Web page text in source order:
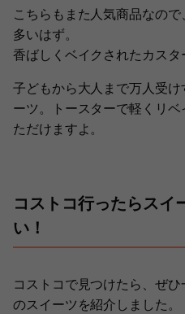
こちらもまた人気商品なの
多いはず。
香ばしくベイクされたカスタ
子どもから大人まで万人受
ーツ。トースターで軽くリ
ただけますよ。
コストコ行ったらスイ
い！
コストコで見つけたら、ぜ
のスイーツを紹介しました。